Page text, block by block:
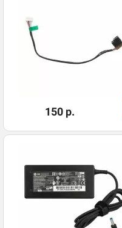
150 р.